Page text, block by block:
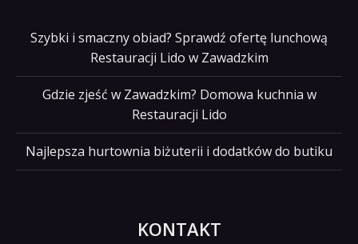
Szybki i smaczny obiad? Sprawdź ofertę lunchową
Restauracji Lido w Zawadzkim
Gdzie zjeść w Zawadzkim? Domowa kuchnia w
Restauracji Lido
Najlepsza hurtownia biżuterii i dodatków do butiku
KONTAKT